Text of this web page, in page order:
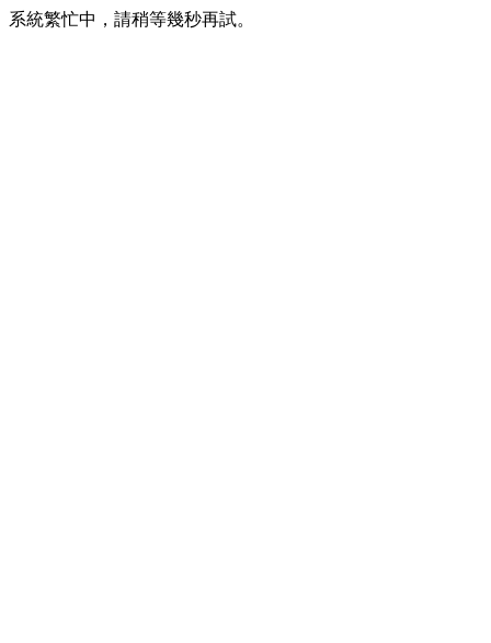
系統繁忙中，請稍等幾秒再試。